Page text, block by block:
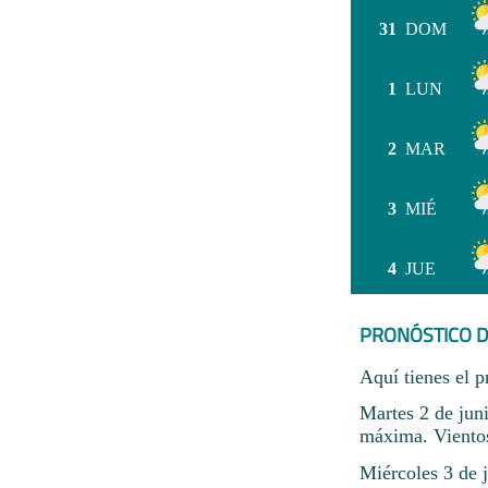
31 DOM
1 LUN
2 MAR
3 MIÉ
4 JUE
PRONÓSTICO
Aquí tienes el
Martes 2 de
máxima.
Miércoles 3 de